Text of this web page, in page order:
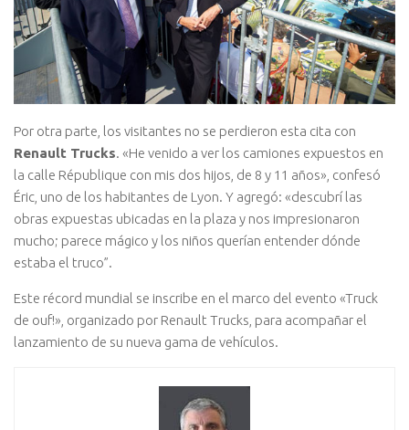
Por otra parte, los visitantes no se perdieron esta cita con
Renault Trucks. «He venido a ver los camiones expuestos en
la calle République con mis dos hijos, de 8 y 11 años», confesó
Éric, uno de los habitantes de Lyon. Y agregó: «descubrí las
obras expuestas ubicadas en la plaza y nos impresionaron
mucho; parece mágico y los niños querían entender dónde
estaba el truco”.
Este récord mundial se inscribe en el marco del evento «Truck
de ouf!», organizado por Renault Trucks, para acompañar el
lanzamiento de su nueva gama de vehículos.